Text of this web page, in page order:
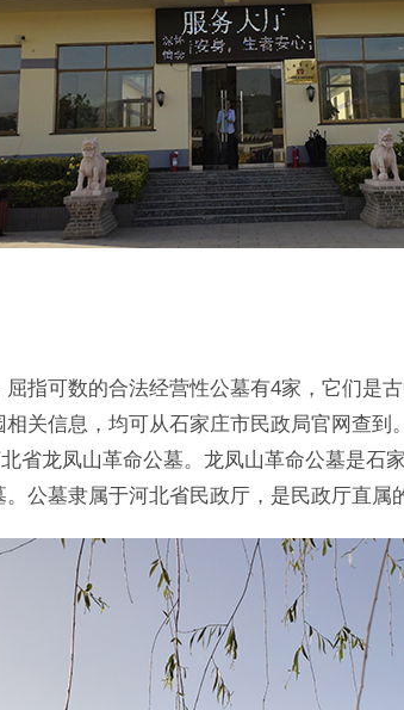
指可数的合法经营性公墓有4家，它们是
关信息，均可从石家庄市民政局官网查
省龙凤山革命公墓。龙凤山革命公墓是石
公墓隶属于河北省民政厅，是民政厅直属